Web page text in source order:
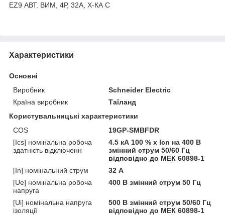
EZ9 АВТ. ВИМ, 4Р, 32А, Х-КА С
Характеристики
Основні
Виробник
Schneider Electric
Країна виробник
Таїланд
Користувальницькі характеристики
COS
19GP-SMBFDR
[Ics] номінальна робоча
здатність відключенн
4.5 кА 100 % x Icn на 400 В
змінний струм 50/60 Гц
відповідно до МЕК 60898-1
[In] номінальний струм
32 А
[Ue] номінальна робоча
напруга
400 В змінний струм 50 Гц
[Ui] номінальна напруга
ізоляції
500 В змінний струм 50/60 Гц
відповідно до МЕК 60898-1